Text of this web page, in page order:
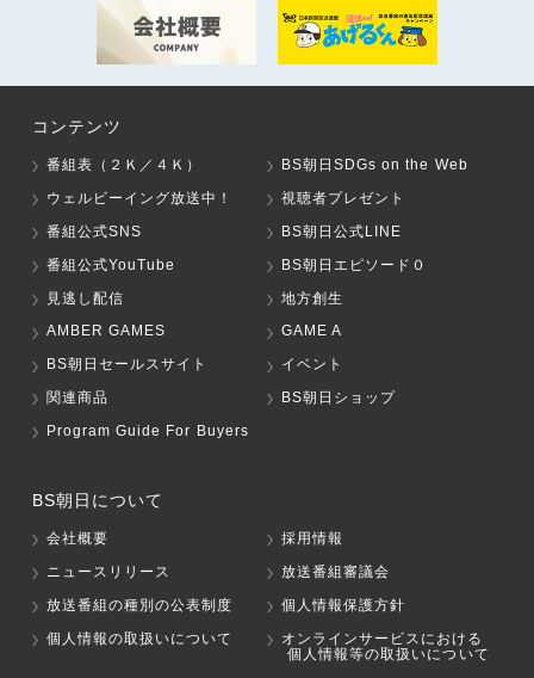
コンテンツ
番組表（２Ｋ／４Ｋ）
BS朝日SDGs on the Web
ウェルビーイング放送中！
視聴者プレゼント
番組公式SNS
BS朝日公式LINE
番組公式YouTube
BS朝日エピソード０
見逃し配信
地方創生
AMBER GAMES
GAME A
BS朝日セールスサイト
イベント
関連商品
BS朝日ショップ
Program Guide For Buyers
BS朝日について
会社概要
採用情報
ニュースリリース
放送番組審議会
放送番組の種別の公表制度
個人情報保護方針
個人情報の取扱いについて
オンラインサービスにおける
個人情報等の取扱いについて